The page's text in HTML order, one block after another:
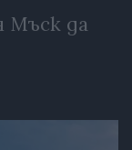
Мъск да